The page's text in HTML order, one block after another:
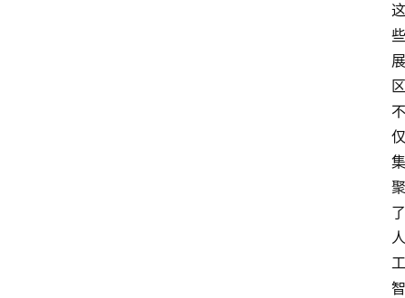
这
些
展
区
不
仅
集
聚
了
人
工
智